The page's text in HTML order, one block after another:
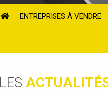
ENTREPRISES À VENDRE
LES